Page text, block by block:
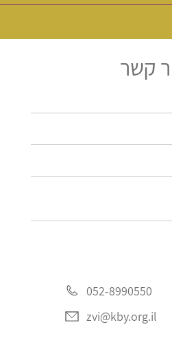
קשר
052-8990550
zvi@kby.org.il